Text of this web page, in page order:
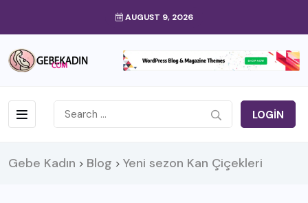
AUGUST 9, 2026
LOGIN
Gebe Kadın > Blog > Yeni sezon Kan Çiçekleri